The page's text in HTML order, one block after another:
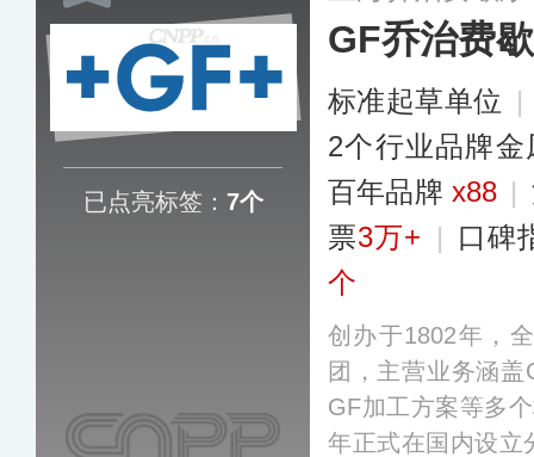
已点亮标签： 7个
GF乔治费
标准起草单位 |
2个行业品牌金
百年品牌x88 |
票3万+ | 口碑
个
创办于1802年，
团，主营业务涵
GF加工方案等多
年正式在国内设立